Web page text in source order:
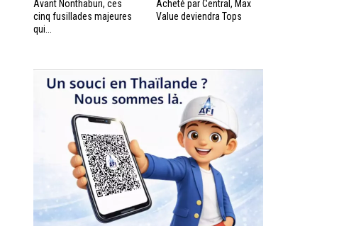
Avant Nonthaburi, ces
cinq fusillades majeures
qui...
Acheté par Central, Max
Value deviendra Tops